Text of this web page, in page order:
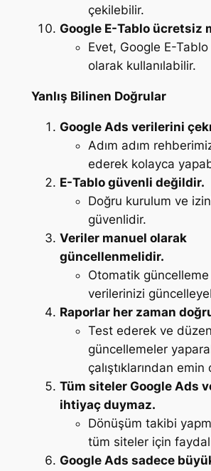
çekilebilir.
Google E-Tablo ücretsiz
Evet, Google E-
olarak kullanılabilir.
Yanlış Bilinen Doğrular
Google Ads verilerini
Adım adım
ederek kolayca
E-Tablo güvenli değildir.
Doğru kurulum ve
güvenlidir.
Veriler manuel olarak
güncellenmelidir.
Otomatik güncelleme
verilerinizi
Raporlar her zaman
Test ederek ve
güncellemeler
çalıştıklarından emin
Tüm siteler Google Ads
ihtiyaç duymaz.
Dönüşüm takibi
tüm siteler için
Google Ads sadece